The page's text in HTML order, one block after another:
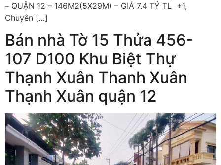
– QUẬN 12 – 146M2(5X29M) – GIÁ 7.4 TỶ TL +1,
Chuyên […]
Bán nhà Tờ 15 Thửa 456-
107 D100 Khu Biệt Thự
Thạnh Xuân Thanh Xuân
Thạnh Xuân quận 12